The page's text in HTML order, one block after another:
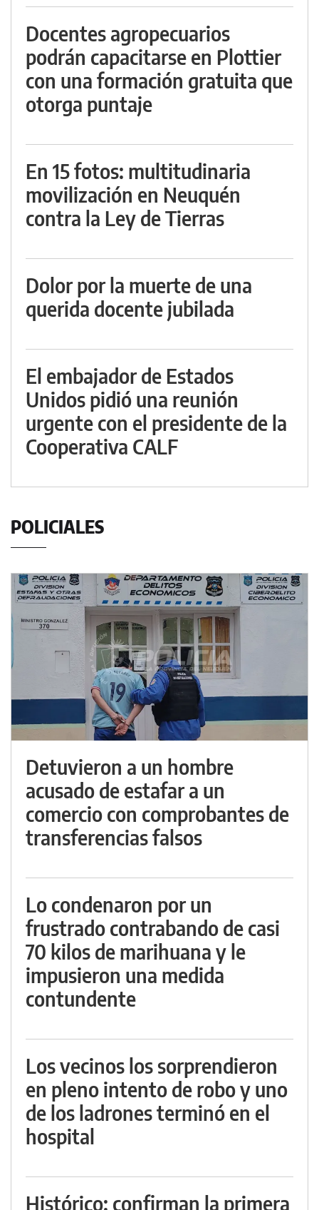
Docentes agropecuarios
podrán capacitarse en Plottier
con una formación gratuita que
otorga puntaje
En 15 fotos: multitudinaria
movilización en Neuquén
contra la Ley de Tierras
Dolor por la muerte de una
querida docente jubilada
El embajador de Estados
Unidos pidió una reunión
urgente con el presidente de la
Cooperativa CALF
POLICIALES
Detuvieron a un hombre
acusado de estafar a un
comercio con comprobantes de
transferencias falsos
Lo condenaron por un
frustrado contrabando de casi
70 kilos de marihuana y le
impusieron una medida
contundente
Los vecinos los sorprendieron
en pleno intento de robo y uno
de los ladrones terminó en el
hospital
Histórico: confirman la primera